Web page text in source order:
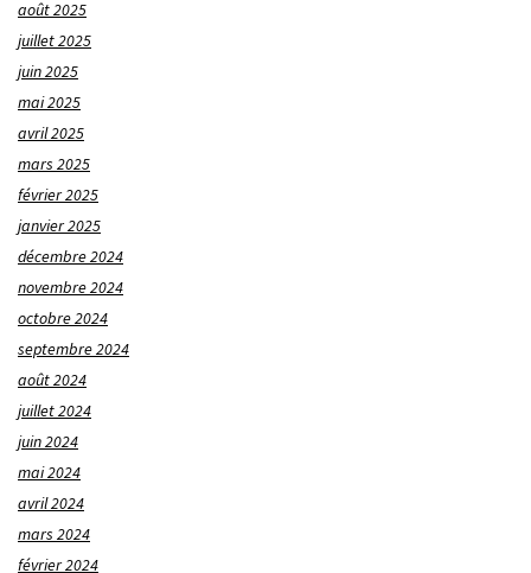
août 2025
juillet 2025
juin 2025
mai 2025
avril 2025
mars 2025
février 2025
janvier 2025
décembre 2024
novembre 2024
octobre 2024
septembre 2024
août 2024
juillet 2024
juin 2024
mai 2024
avril 2024
mars 2024
février 2024